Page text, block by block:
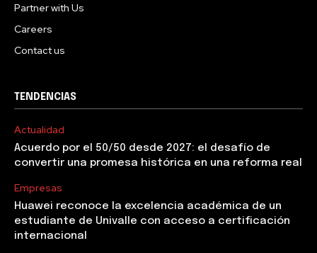
Partner with Us
Careers
Contact us
TENDENCIAS
Actualidad
Acuerdo por el 50/50 desde 2027: el desafío de
convertir una promesa histórica en una reforma real
Empresas
Huawei reconoce la excelencia académica de un
estudiante de Univalle con acceso a certificación
internacional